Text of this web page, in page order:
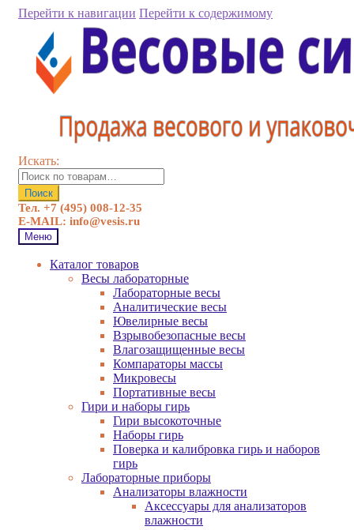
Перейти к навигации Перейти к содержимому
Искать:
Поиск
Тел. +7 (495) 008-12-35
E-MAIL: info@vesis.ru
Меню
Каталог товаров
Весы лабораторные
Лабораторные весы
Аналитические весы
Ювелирные весы
Взрывобезопасные весы
Влагозащищенные весы
Компараторы массы
Микровесы
Портативные весы
Гири и наборы гирь
Гири высокоточные
Наборы гирь
Поверка и калибровка гирь и наборов
гирь
Лабораторные приборы
Анализаторы влажности
Аксессуары для анализаторов
влажности